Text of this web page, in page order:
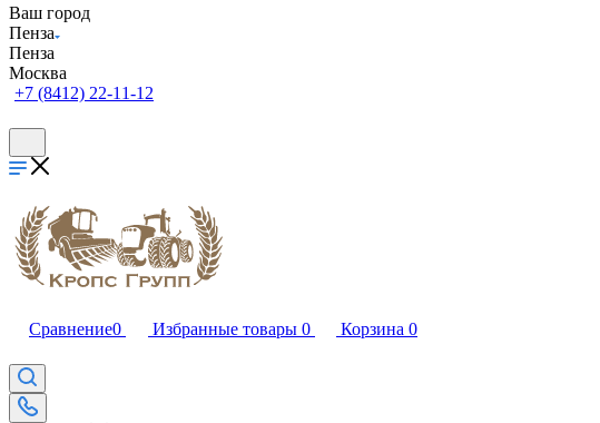
Ваш город
Пенза
Пенза
Москва
+7 (8412) 22-11-12
Сравнение0 Избранные товары 0 Корзина 0